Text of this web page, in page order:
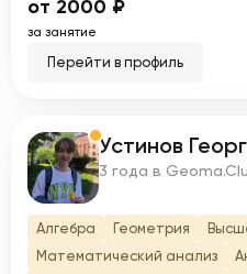
от 2000 ₽
за занятие
Перейти в профиль
У Устинов
3 года в
Алгебра Геометрия
Математический анализ